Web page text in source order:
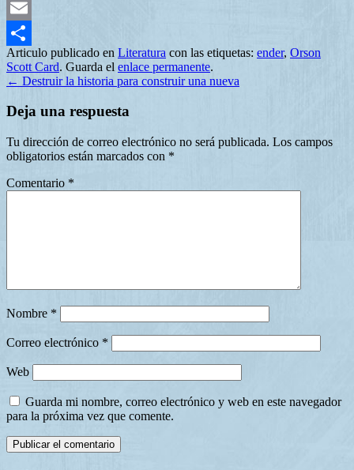
Mastodon
Email
Compartir
Articulo publicado en Literatura con las etiquetas: ender, Orson
Scott Card. Guarda el enlace permanente.
← Destruir la historia para construir una nueva
Deja una respuesta
Tu dirección de correo electrónico no será publicada. Los campos
obligatorios están marcados con *
Comentario *
Nombre *
Correo electrónico *
Web
Guarda mi nombre, correo electrónico y web en este navegador
para la próxima vez que comente.